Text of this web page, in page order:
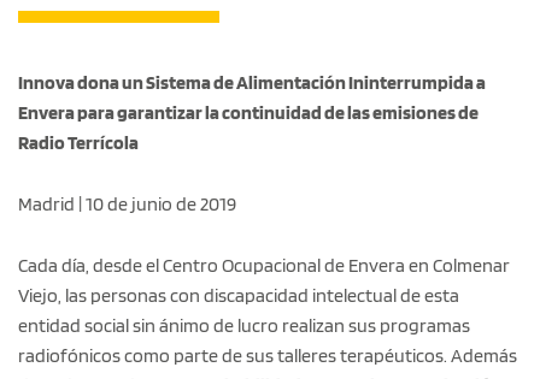
Innova dona un Sistema de Alimentación Ininterrumpida a
Envera para garantizar la continuidad de las emisiones de
Radio Terrícola
Madrid | 10 de junio de 2019
Cada día, desde el Centro Ocupacional de Envera en Colmenar
Viejo, las personas con discapacidad intelectual de esta
entidad social sin ánimo de lucro realizan sus programas
radiofónicos como parte de sus talleres terapéuticos. Además